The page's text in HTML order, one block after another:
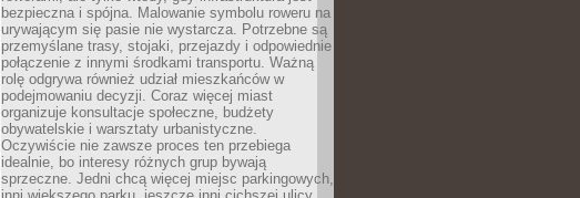
bezpieczna i spójna. Malowanie symbolu roweru na
urywającym się pasie nie wystarcza. Potrzebne są
przemyślane trasy, stojaki, przejazdy i odpowiednie
połączenie z innymi środkami transportu. Ważną
rolę odgrywa również udział mieszkańców w
podejmowaniu decyzji. Coraz więcej miast
organizuje konsultacje społeczne, budżety
obywatelskie i warsztaty urbanistyczne.
Oczywiście nie zawsze proces ten przebiega
idealnie, bo interesy różnych grup bywają
sprzeczne. Jedni chcą więcej miejsc parkingowych,